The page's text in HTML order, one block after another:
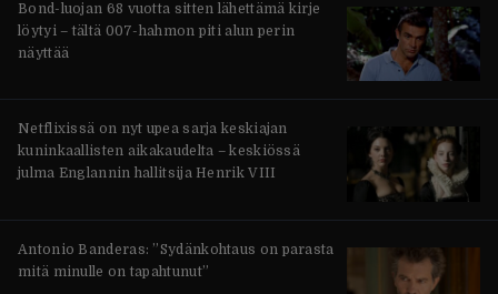
Bond-luojan 68 vuotta sitten lähettämä kirje
löytyi – tältä 007-hahmon piti alun perin
näyttää
Netflixissä on nyt upea sarja keskiajan
kuninkaallisten aikakaudelta – keskiössä
julma Englannin hallitsija Henrik VIII
Antonio Banderas: ”Sydänkohtaus on parasta
mitä minulle on tapahtunut”